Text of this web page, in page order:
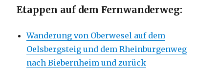
Etappen auf dem Fernwanderweg:
Wanderung von Oberwesel auf dem
Oelsbergsteig und dem Rheinburgenweg
nach Biebernheim und zurück